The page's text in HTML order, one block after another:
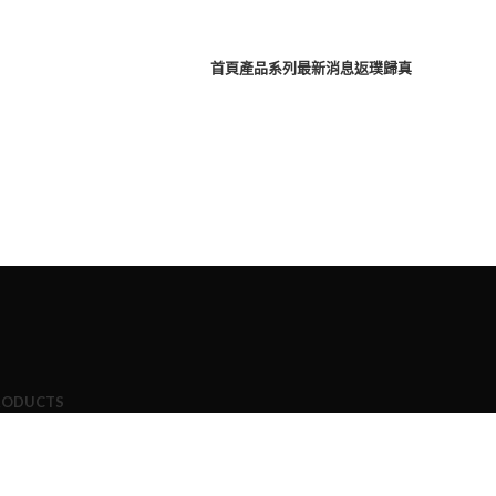
首頁產品系列最新消息返璞歸真